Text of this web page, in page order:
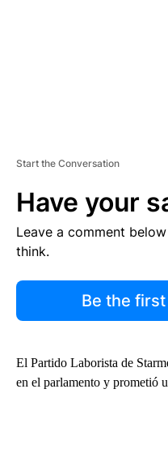
Start the Conversation
Have your
Leave a comment
think.
Be the
El Partido Laborista de
en el parlamento y prometió